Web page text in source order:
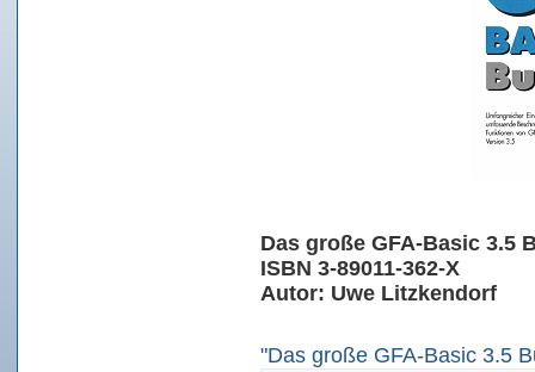
Das große GFA-Basic 3.5
ISBN 3-89011-362-X
Autor: Uwe Litzkendorf
"Das große GFA-Basic 3.5